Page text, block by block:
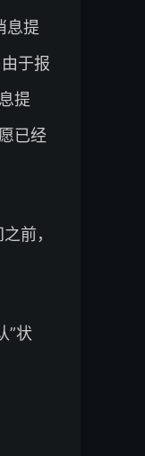
息提
于报
提
已经
前，
”状